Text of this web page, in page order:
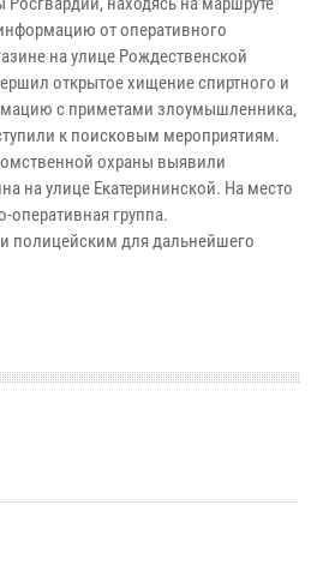
от оперативного
на улице Рождественской
открытое хищение спиртного и
с приметами злоумышленника,
к поисковым мероприятиям.
охраны выявили
на улице Екатерининской. На место
группа.
полицейским для дальнейшего